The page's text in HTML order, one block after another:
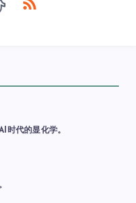
时代的显化学。